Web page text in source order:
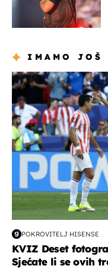
IMAMO JOŠ
svjetsko prvenstvo
POKROVITELJ HISENSE
KVIZ Deset
Sjećate li se ovih